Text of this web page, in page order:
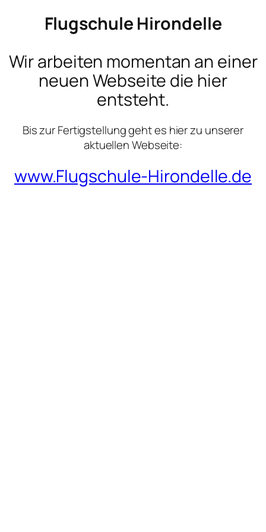
Flugschule Hirondelle
Wir arbeiten momentan an einer
neuen Webseite die hier
entsteht.
Bis zur Fertigstellung geht es hier zu unserer
aktuellen Webseite:
www.Flugschule-Hirondelle.de